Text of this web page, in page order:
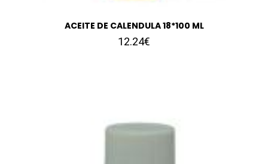
ACEITE DE CALENDULA 18*100 ML
12.24€